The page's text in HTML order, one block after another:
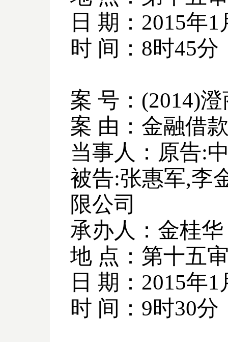
日 期： 2015年1
时 间： 8时45分
案 号： (2014)澄
案 由：金融借
当事人：原告:
被告:张惠军,李
限公司
承办人：金桂华
地 点：第十五
日 期： 2015年1
时 间： 9时30分